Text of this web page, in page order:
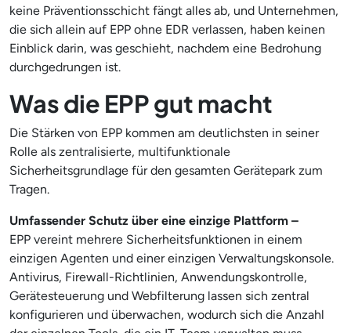
keine Präventionsschicht fängt alles ab, und Unternehmen,
die sich allein auf EPP ohne EDR verlassen, haben keinen
Einblick darin, was geschieht, nachdem eine Bedrohung
durchgedrungen ist.
Was die EPP gut macht
Die Stärken von EPP kommen am deutlichsten in seiner
Rolle als zentralisierte, multifunktionale
Sicherheitsgrundlage für den gesamten Gerätepark zum
Tragen.
Umfassender Schutz über eine einzige Plattform –
EPP vereint mehrere Sicherheitsfunktionen in einem
einzigen Agenten und einer einzigen Verwaltungskonsole.
Antivirus, Firewall-Richtlinien, Anwendungskontrolle,
Gerätesteuerung und Webfilterung lassen sich zentral
konfigurieren und überwachen, wodurch sich die Anzahl